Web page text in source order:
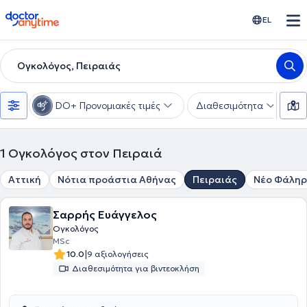
doctoranytime EL
Ογκολόγος, Πειραιάς
DO+ Προνομιακές τιμές Διαθεσιμότητα
1 Ογκολόγος στον Πειραιά
Αττική Νότια προάστια Αθήνας Πειραιάς Νέο
Σαρρής Ευάγγελος
Ογκολόγος
MSc
10.0|9 αξιολογήσεις
Διαθεσιμότητα για βιντεοκλήση